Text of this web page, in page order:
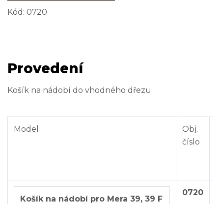
Kód: 0720
Provedení
Košík na nádobí do vhodného dřezu
Model
Obj.
číslo
Košík na nádobí pro Mera 39, 39 F
0720